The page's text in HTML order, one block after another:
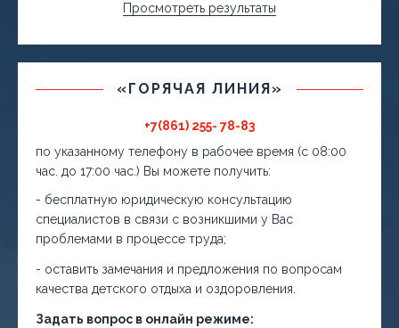
Просмотреть результаты
«ГОРЯЧАЯ ЛИНИЯ»
+7(861) 255- 78-83
по указанному телефону в рабочее время (с 08:00
час. до 17:00 час.) Вы можете получить:
- бесплатную юридическую консультацию
специалистов в связи с возникшими у Вас
проблемами в процессе труда;
- оставить замечания и предложения по вопросам
качества детского отдыха и оздоровления.
Задать вопрос в онлайн режиме: